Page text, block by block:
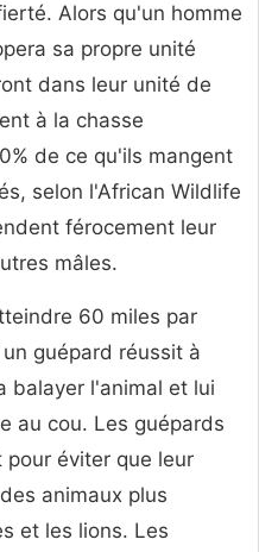
Alors qu'un homme
sa propre unité
dans leur unité de
à la chasse
de ce qu'ils mangent
selon l'African Wildlife
férocement leur
mâles.
60 miles par
guépard réussit à
balayer l'animal et lui
au cou. Les guépards
éviter que leur
animaux plus
et les lions. Les